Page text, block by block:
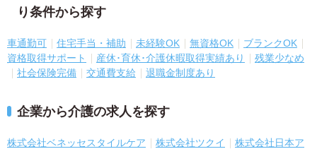
り条件から探す
車通勤可 住宅手当・補助 未経験OK 無資格OK
ブランクOK
資格取得サポート
産休･育休･介護休暇取得実績あり
残業少なめ
社会保険完備
交通費支給 退職金制度あり
企業から介護の求人を探す
株式会社ベネッセスタイルケア 株式会社ツクイ
株式会社日本ア